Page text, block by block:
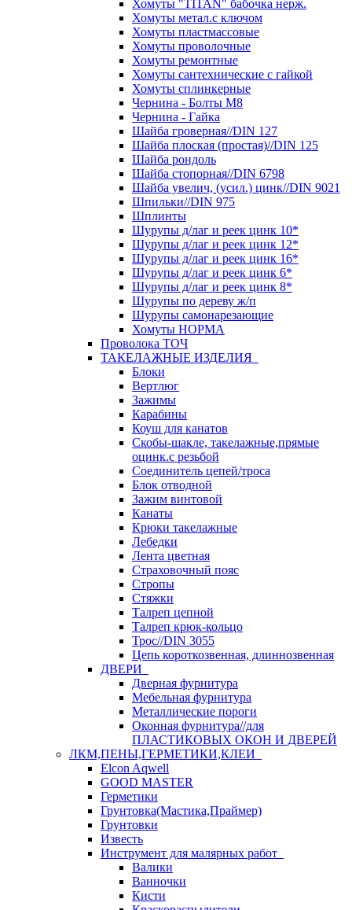
Хомуты "TITAN" бабочка нерж.
Хомуты метал.с ключом
Хомуты пластмассовые
Хомуты проволочные
Хомуты ремонтные
Хомуты сантехнические с гайкой
Хомуты сплинкерные
Чернина - Болты М8
Чернина - Гайка
Шайба гроверная//DIN 127
Шайба плоская (простая)//DIN 125
Шайба рондоль
Шайба стопорная//DIN 6798
Шайба увелич, (усил.) цинк//DIN 9021
Шпильки//DIN 975
Шплинты
Шурупы д/лаг и реек цинк 10*
Шурупы д/лаг и реек цинк 12*
Шурупы д/лаг и реек цинк 16*
Шурупы д/лаг и реек цинк 6*
Шурупы д/лаг и реек цинк 8*
Шурупы по дереву ж/п
Шурупы самонарезающие
Хомуты НОРМА
Проволока ТОЧ
ТАКЕЛАЖНЫЕ ИЗДЕЛИЯ
Блоки
Вертлюг
Зажимы
Карабины
Коуш для канатов
Скобы-шакле, такелажные,прямые
оцинк.с резьбой
Соединитель цепей/троса
Блок отводной
Зажим винтовой
Канаты
Крюки такелажные
Лебедки
Лента цветная
Страховочный пояс
Стропы
Стяжки
Талреп цепной
Талреп крюк-кольцо
Трос//DIN 3055
Цепь короткозвенная, длиннозвенная
ДВЕРИ
Дверная фурнитура
Мебельная фурнитура
Металлические пороги
Оконная фурнитура//для
ПЛАСТИКОВЫХ ОКОН И ДВЕРЕЙ
ЛКМ,ПЕНЫ,ГЕРМЕТИКИ,КЛЕИ
Elcon Aqwell
GOOD MASTER
Герметики
Грунтовка(Мастика,Праймер)
Грунтовки
Известь
Инструмент для малярных работ
Валики
Ванночки
Кисти